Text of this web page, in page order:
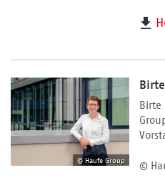
© Haufe Group
Birte
©